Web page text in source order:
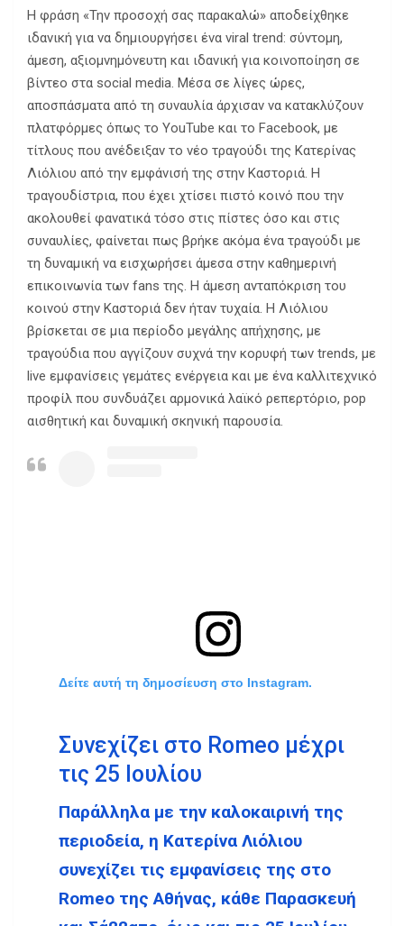
Η φράση «Την προσοχή σας παρακαλώ» αποδείχθηκε
ιδανική για να δημιουργήσει ένα viral trend: σύντομη,
άμεση, αξιομνημόνευτη και ιδανική για κοινοποίηση σε
βίντεο στα social media. Μέσα σε λίγες ώρες,
αποσπάσματα από τη συναυλία άρχισαν να κατακλύζουν
πλατφόρμες όπως το YouTube και το Facebook, με
τίτλους που ανέδειξαν το νέο τραγούδι της Κατερίνας
Λιόλιου από την εμφάνισή της στην Καστοριά. Η
τραγουδίστρια, που έχει χτίσει πιστό κοινό που την
ακολουθεί φανατικά τόσο στις πίστες όσο και στις
συναυλίες, φαίνεται πως βρήκε ακόμα ένα τραγούδι με
τη δυναμική να εισχωρήσει άμεσα στην καθημερινή
επικοινωνία των fans της. Η άμεση ανταπόκριση του
κοινού στην Καστοριά δεν ήταν τυχαία. Η Λιόλιου
βρίσκεται σε μια περίοδο μεγάλης απήχησης, με
τραγούδια που αγγίζουν συχνά την κορυφή των trends, με
live εμφανίσεις γεμάτες ενέργεια και με ένα καλλιτεχνικό
προφίλ που συνδυάζει αρμονικά λαϊκό ρεπερτόριο, pop
αισθητική και δυναμική σκηνική παρουσία.
Δείτε αυτή τη δημοσίευση στο Instagram.
Συνεχίζει στο Romeo μέχρι
τις 25 Ιουλίου
Παράλληλα με την καλοκαιρινή της
περιοδεία, η Κατερίνα Λιόλιου
συνεχίζει τις εμφανίσεις της στο
Romeo της Αθήνας, κάθε Παρασκευή